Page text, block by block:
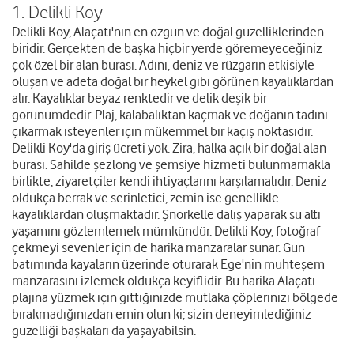
1. Delikli Koy
Delikli Koy, Alaçatı'nın en özgün ve doğal güzelliklerinden
biridir. Gerçekten de başka hiçbir yerde göremeyeceğiniz
çok özel bir alan burası. Adını, deniz ve rüzgarın etkisiyle
oluşan ve adeta doğal bir heykel gibi görünen kayalıklardan
alır. Kayalıklar beyaz renktedir ve delik deşik bir
görünümdedir. Plaj, kalabalıktan kaçmak ve doğanın tadını
çıkarmak isteyenler için mükemmel bir kaçış noktasıdır.
Delikli Koy'da giriş ücreti yok. Zira, halka açık bir doğal alan
burası. Sahilde şezlong ve şemsiye hizmeti bulunmamakla
birlikte, ziyaretçiler kendi ihtiyaçlarını karşılamalıdır. Deniz
oldukça berrak ve serinletici, zemin ise genellikle
kayalıklardan oluşmaktadır. Şnorkelle dalış yaparak su altı
yaşamını gözlemlemek mümkündür. Delikli Koy, fotoğraf
çekmeyi sevenler için de harika manzaralar sunar. Gün
batımında kayaların üzerinde oturarak Ege'nin muhteşem
manzarasını izlemek oldukça keyiflidir. Bu harika Alaçatı
plajına yüzmek için gittiğinizde mutlaka çöplerinizi bölgede
bırakmadığınızdan emin olun ki; sizin deneyimlediğiniz
güzelliği başkaları da yaşayabilsin.